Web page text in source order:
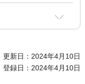
更新日：2024年4月10日
登録日：2024年4月10日